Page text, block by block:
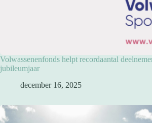
Volwassenenfonds helpt recordaantal
jubileumjaar
december 16, 2025